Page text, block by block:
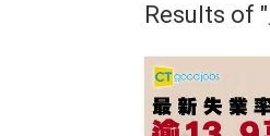
Results of "